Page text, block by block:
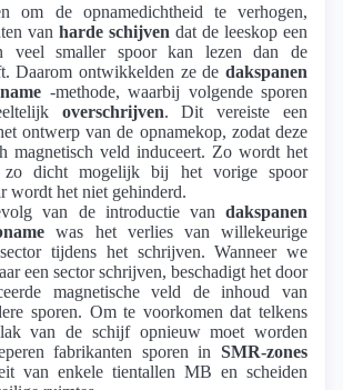
om de opnamedichtheid te verhogen,
van harde schijven dat de leeskop een
veel smaller spoor kan lezen dan de
Daarom ontwikkelden ze de dakspanen
-methode, waarbij volgende sporen
overschrijven. Dit vereiste een
ontwerp van de opnamekop, zodat deze
magnetisch veld induceert. Zo wordt het
zo dicht mogelijk bij het vorige spoor
wordt het niet gehinderd.
van de introductie van dakspanen
was het verlies van willekeurige
tijdens het schrijven. Wanneer we
een sector schrijven, beschadigt het door
magnetische veld de inhoud van
sporen. Om te voorkomen dat telkens
van de schijf opnieuw moet worden
fabrikanten sporen in SMR-zones
van enkele tientallen MB en scheiden